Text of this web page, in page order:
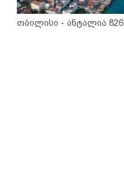
თბილისი - ანტალია